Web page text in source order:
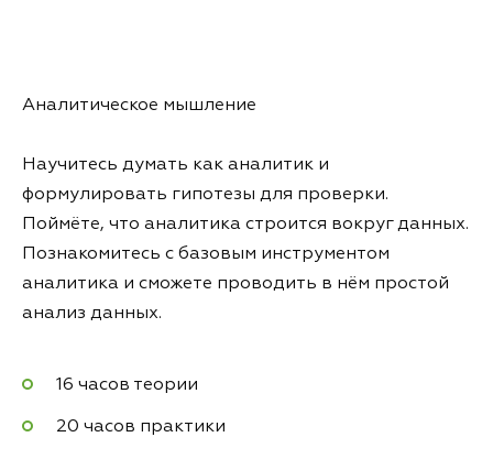
Аналитическое мышление
Научитесь думать как аналитик и
формулировать гипотезы для проверки.
Поймёте, что аналитика строится вокруг данных.
Познакомитесь с базовым инструментом
аналитика и сможете проводить в нём простой
анализ данных.
16 часов теории
20 часов практики